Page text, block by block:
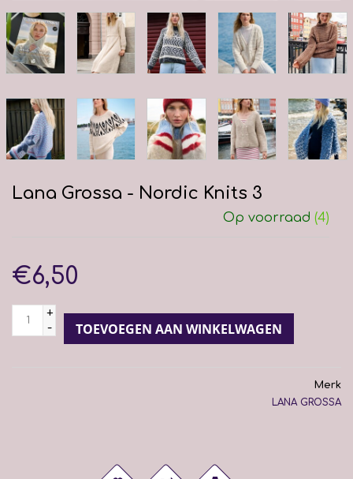
Lana Grossa - Nordic Knits 3
Op voorraad (4)
€6,50
+
-
TOEVOEGEN AAN WINKELWAGEN
Merk
LANA GROSSA